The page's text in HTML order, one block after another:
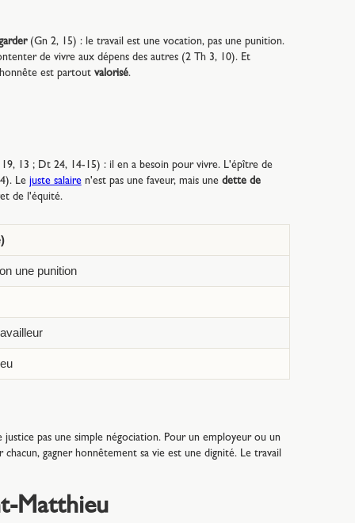
(Gn 2, 15) : le travail est une vocation, pas une punition.
de vivre aux dépens des autres (2 Th 3, 10). Et
est partout valorisé.
13 ; Dt 24, 14-15) : il en a besoin pour vivre. L'épître de
Le juste salairen'est pas une faveur, mais une dette de
de l'équité.
une punition
pas une simple négociation. Pour un employeur ou un
gagner honnêtement sa vie est une dignité. Le travail
Matthieu